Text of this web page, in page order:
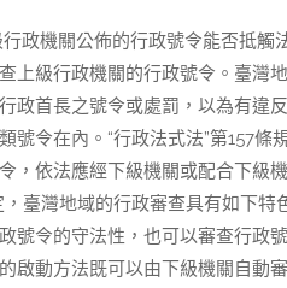
政機關公佈的行政號令能否抵
上級行政機關的行政號令。臺灣
政首長之號令或處罰，以為有違
號令在內。“行政法式法”第157
，依法應經下級機關或配合下級
臺灣地域的行政審查具有如下
號令的守法性，也可以審查行政
啟動方法既可以由下級機關自動